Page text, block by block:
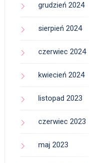
grudzień 2024
sierpień 2024
czerwiec 2024
kwiecień 2024
listopad 2023
czerwiec 2023
maj 2023